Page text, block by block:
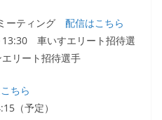
ーティング 配信はこちら
車いすエリート招待選
リート招待選手
ちら
（予定）